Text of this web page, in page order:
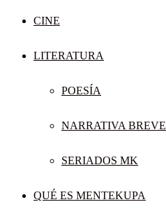
CINE
LITERATURA
POESÍA
NARRATIVA BREVE
SERIADOS MK
QUÉ ES MENTEKUPA